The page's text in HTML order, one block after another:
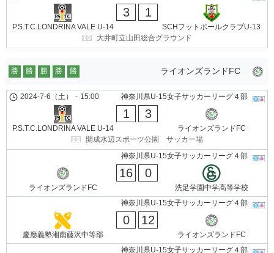
P.S.T.C.LONDRINA VALE U-14
3 1
SCHフットボールクラブU-13
大井町立山田総合グラウンド
ライオンズランドFC
勝 勝 勝 勝 勝
神奈川県U-15女子サッカーリーグ４部
2024-7-6（土） - 15:00
P.S.T.C.LONDRINA VALE U-14
1 3
ライオンズランドFC
開成水辺スポーツ公園 サッカー場
神奈川県U-15女子サッカーリーグ４部
ライオンズランドFC
16 0
洗足学園中学高等学校
神奈川県U-15女子サッカーリーグ４部
慶應義塾湘南藤沢中等部
0 12
ライオンズランドFC
神奈川県U-15女子サッカーリーグ４部